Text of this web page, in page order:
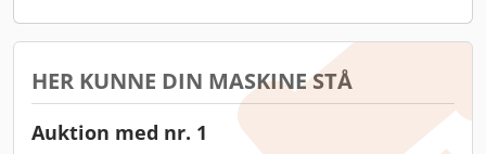
HER KUNNE DIN MASKINE STÅ
Auktion med nr. 1